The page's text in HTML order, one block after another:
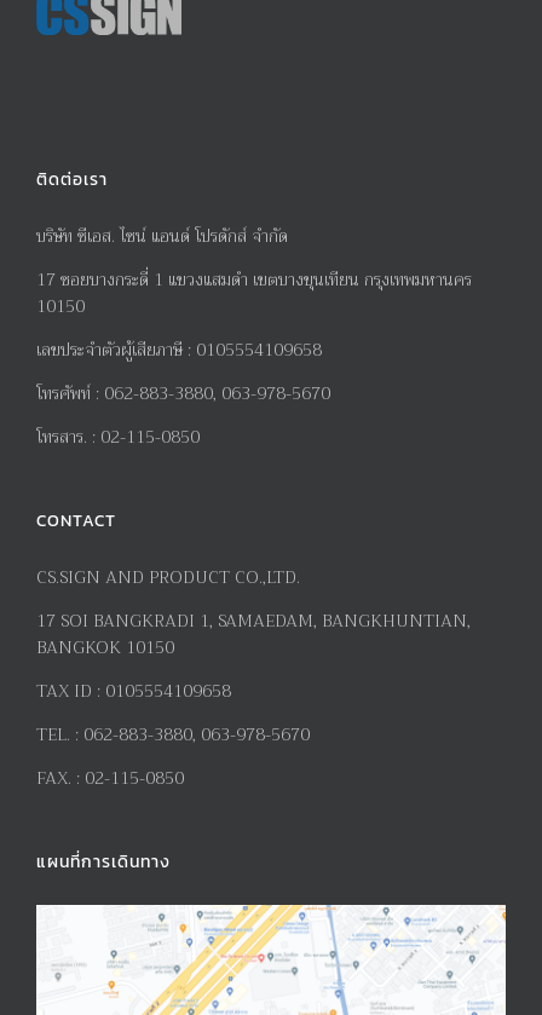
ติดต่อเรา
บริษัท ซีเอส. ไซน์ แอนด์ โปรดักส์ จำกัด
17ซอยบางกระดี่ 1 แขวงแสมดำ เขตบางขุนเทียน กรุงเทพมหานคร
10150
เลขประจำตัวผู้เสียภาษี : 0105554109658
โทรศัพท์ : 062-883-3880, 063-978-5670
โทรสาร. : 02-115-0850
CONTACT
CS.SIGN AND PRODUCT CO.,LTD.
17 SOI BANGKRADI 1, SAMAEDAM, BANGKHUNTIAN,
BANGKOK 10150
TAX ID : 0105554109658
TEL. : 062-883-3880, 063-978-5670
FAX. : 02-115-0850
แผนที่การเดินทาง